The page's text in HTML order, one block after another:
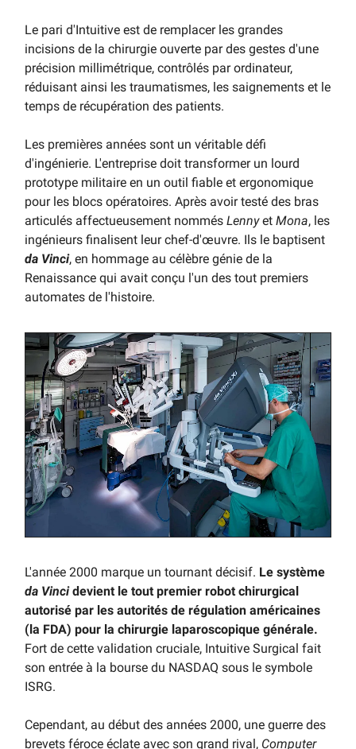
Le pari d'Intuitive est de remplacer les grandes
incisions de la chirurgie ouverte par des gestes d'une
précision millimétrique, contrôlés par ordinateur,
réduisant ainsi les traumatismes, les saignements et le
temps de récupération des patients.
Les premières années sont un véritable défi
d'ingénierie. L'entreprise doit transformer un lourd
prototype militaire en un outil fiable et ergonomique
pour les blocs opératoires. Après avoir testé des bras
articulés affectueusement nommés Lennyet Mona, les
ingénieurs finalisent leur chef-d'œuvre. Ils le baptisent
da Vinci, en hommage au célèbre génie de la
Renaissance qui avait conçu l'un des tout premiers
automates de l'histoire.
L'année 2000 marque un tournant décisif. Le système
da Vincidevient le tout premier robot chirurgical
autorisé par les autorités de régulation américaines
(la FDA) pour la chirurgie laparoscopique générale.
Fort de cette validation cruciale, Intuitive Surgical fait
son entrée à la bourse du NASDAQ sous le symbole
ISRG.
Cependant, au début des années 2000, une guerre des
brevets féroce éclate avec son grand rival, Computer